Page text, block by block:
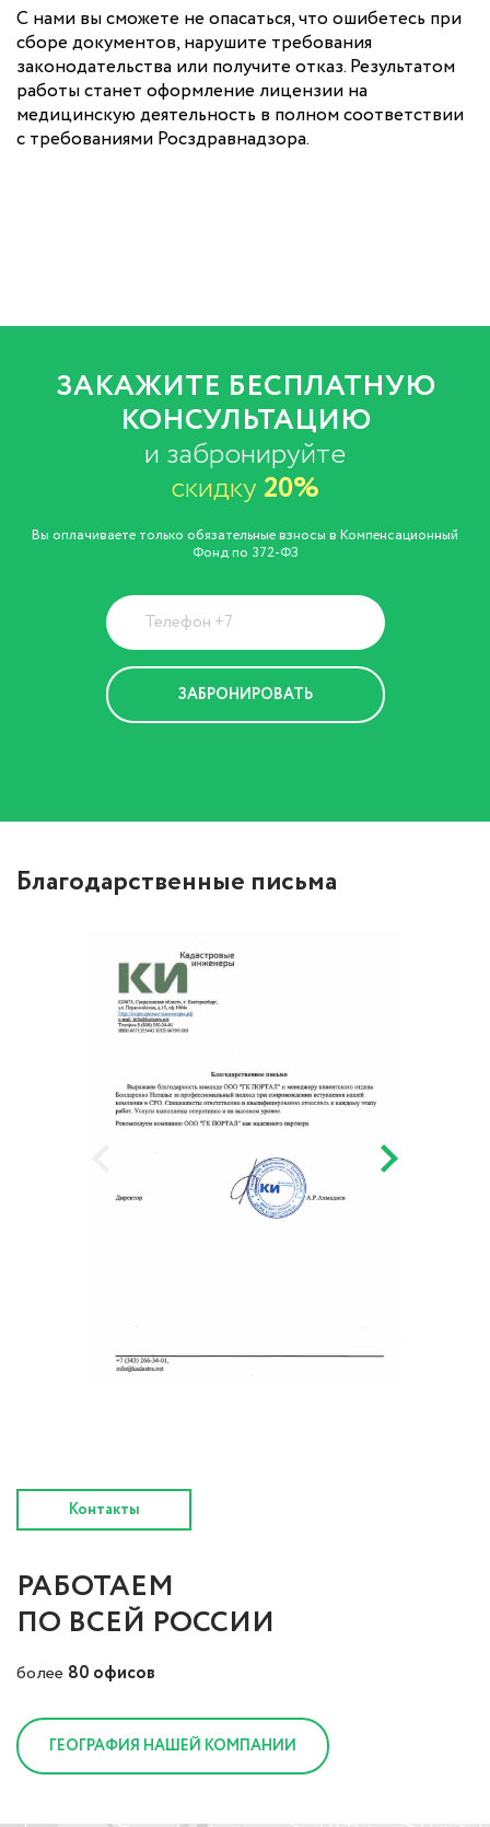
С нами вы сможете не опасаться, что ошибетесь при
сборе документов, нарушите требования
законодательства или получите отказ. Результатом
работы станет оформление лицензии на
медицинскую деятельность в полном соответствии
с требованиями Росздравнадзора.
ЗАКАЖИТЕ БЕСПЛАТНУЮ
КОНСУЛЬТАЦИЮ
и забронируйте
скидку 20%
Вы оплачиваете только обязательные взносы в Компенсационный
Фонд по 372-ФЗ
Благодарственные письма
Контакты
РАБОТАЕМ
ПО ВСЕЙ РОССИИ
более 80 офисов
ГЕОГРАФИЯ НАШЕЙ КОМПАНИИ